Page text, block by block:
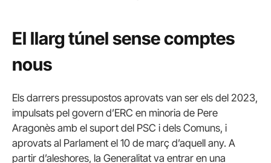
El llarg túnel sense comptes
nous
Els darrers pressupostos aprovats van ser els del 2023,
impulsats pel govern d’ERC en minoria de Pere
Aragonès amb el suport del PSC i dels Comuns, i
aprovats al Parlament el 10 de març d’aquell any. A
partir d’aleshores, la Generalitat va entrar en una